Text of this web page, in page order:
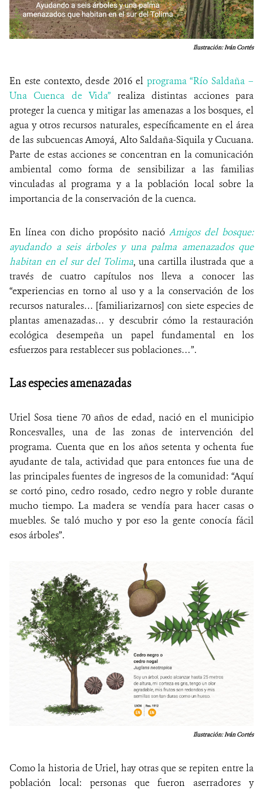
Ilustración: Iván Cortés
En este contexto, desde 2016 el programa “Río Saldaña –
Una Cuenca de Vida”realiza distintas acciones para
proteger la cuenca y mitigar las amenazas a los bosques, el
agua y otros recursos naturales, específicamente en el área
de las subcuencas Amoyá, Alto Saldaña-Siquila y Cucuana.
Parte de estas acciones se concentran en la comunicación
ambiental como forma de sensibilizar a las familias
vinculadas al programa y a la población local sobre la
importancia de la conservación de la cuenca.
En línea con dicho propósito nació Amigos del bosque:
ayudando a seis árboles y una palma amenazados que
habitan en el sur del Tolima, una cartilla ilustrada que a
través de cuatro capítulos nos lleva a conocer las
“experiencias en torno al uso y a la conservación de los
recursos naturales… [familiarizarnos] con siete especies de
plantas amenazadas… y descubrir cómo la restauración
ecológica desempeña un papel fundamental en los
esfuerzos para restablecer sus poblaciones…”.
Las especies amenazadas
Uriel Sosa tiene 70 años de edad, nació en el municipio
Roncesvalles, una de las zonas de intervención del
programa. Cuenta que en los años setenta y ochenta fue
ayudante de tala, actividad que para entonces fue una de
las principales fuentes de ingresos de la comunidad: “Aquí
se cortó pino, cedro rosado, cedro negro y roble durante
mucho tiempo. La madera se vendía para hacer casas o
muebles. Se taló mucho y por eso la gente conocía fácil
esos árboles”.
Ilustración: Iván Cortés
Como la historia de Uriel, hay otras que se repiten entre la
población local: personas que fueron aserradores y